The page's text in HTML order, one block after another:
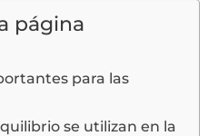
página
para las
se utilizan en la